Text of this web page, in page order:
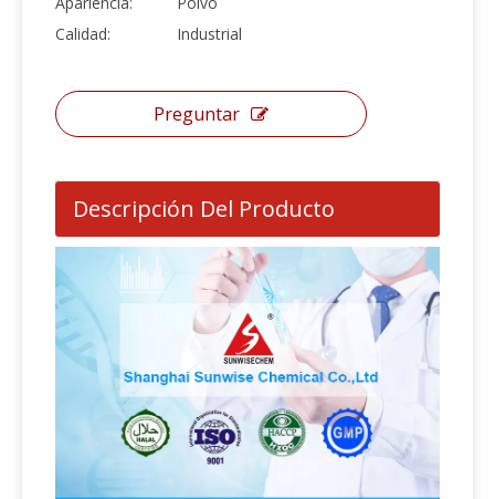
Calidad:
Industrial
Preguntar
Descripción Del Producto